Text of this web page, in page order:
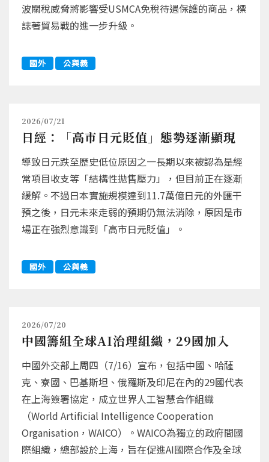
波關稅威脅將影響受USMCA免稅待遇保護的商品，標
誌著貿易戰的進一步升級。
國外 公與義
2026/07/21
日經：「高市日元貶值」態勢逐漸顯現
導致日元跌至歷史低位原因之一長期以來被認為是經
常項目收支等「結構性拋售壓力」，但目前正在逐漸
緩解。不過日本實施規模達到11.7萬億日元的外匯干
預之後，日元未來走弱的預期仍無法消除，原因是市
場正在強烈意識到「高市日元貶值」。
國外 公與義
2026/07/20
中國籌組全球AI治理組織，29國加入
中國外交部上周四（7/16）宣布，包括中國、哈薩
克、寮國、巴基斯坦、俄羅斯及印尼在內的29國代表
在上海簽署協定，成立世界人工智慧合作組織
（World Artificial Intelligence Cooperation
Organisation，WAICO）。WAICO為獨立的政府間國
際組織，總部設於上海，旨在促進AI國際合作及全球